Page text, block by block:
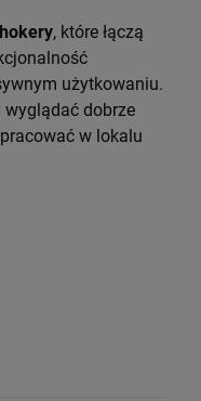
hokery, które łączą
użytkowaniu.
wyglądać dobrze
w lokalu